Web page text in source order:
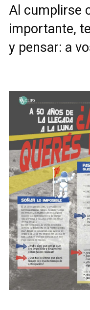
Al cumplirse
importante,
y pensar: a